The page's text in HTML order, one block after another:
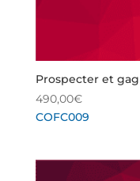
Prospecter et
490,00€
COFC009